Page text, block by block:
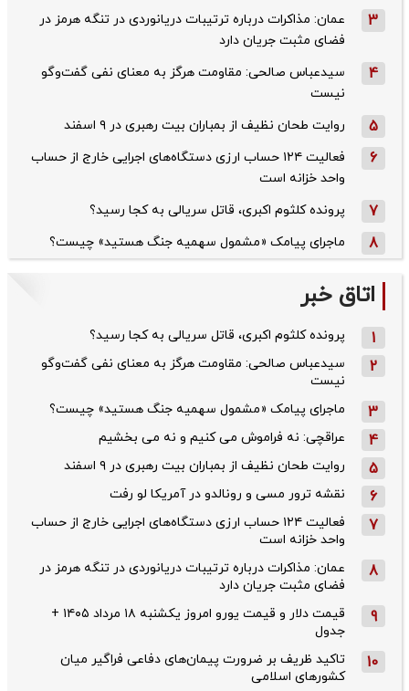
3
عمان: مذاکرات درباره ترتیبات دریانوردی در تنگه هرمز در
فضای مثبت جریان دارد
4
سیدعباس صالحی: مقاومت هرگز به معنای نفی گفت‌وگو
نیست
5 روایت طحان‌ نظیف از بمباران بیت رهبری در ۹ اسفند
6
فعالیت ۱۲۴ حساب ارزی دستگاه‌های اجرایی خارج از حساب
واحد خزانه است
7 پرونده کلثوم اکبری، قاتل سریالی به کجا رسید؟
8 ماجرای پیامک «مشمول سهمیه جنگ هستید» چیست؟
اتاق خبر
1 پرونده کلثوم اکبری، قاتل سریالی به کجا رسید؟
2
سیدعباس صالحی: مقاومت هرگز به معنای نفی گفت‌وگو
نیست
3 ماجرای پیامک «مشمول سهمیه جنگ هستید» چیست؟
4 عراقچی: نه فراموش می کنیم و نه می بخشیم
5 روایت طحان‌ نظیف از بمباران بیت رهبری در ۹ اسفند
6 نقشه ترور مسی و رونالدو در آمریکا لو رفت
7
فعالیت ۱۲۴ حساب ارزی دستگاه‌های اجرایی خارج از حساب
واحد خزانه است
8
عمان: مذاکرات درباره ترتیبات دریانوردی در تنگه هرمز در
فضای مثبت جریان دارد
9
قیمت دلار و قیمت یورو امروز یکشنبه ۱۸ مرداد ۱۴۰۵ +
جدول
10
تاکید ظریف بر ضرورت پیمان‌های دفاعی فراگیر میان
کشورهای اسلامی